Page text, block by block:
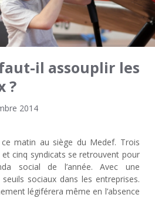
il assouplir les
?
2014
matin au siège du Medef. Trois
cinq syndicats se retrouvent pour
social de l’année. Avec une
sociaux dans les entreprises.
légiférera même en l’absence